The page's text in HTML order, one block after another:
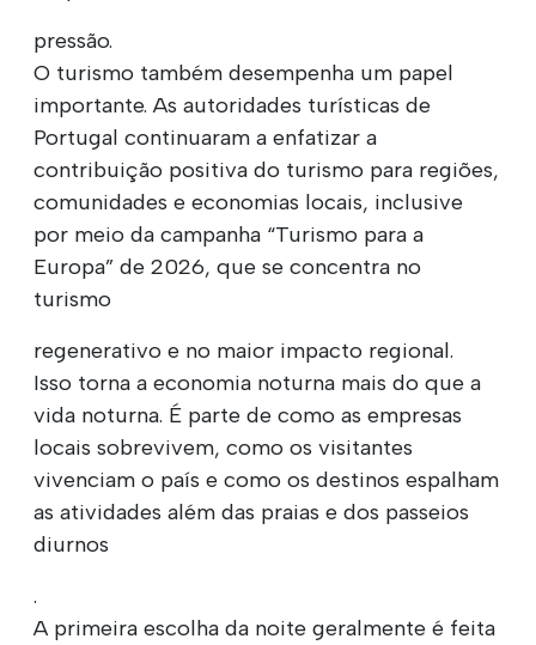
pressão.
O turismo também desempenha um papel
importante. As autoridades turísticas de
Portugal continuaram a enfatizar a
contribuição positiva do turismo para regiões,
comunidades e economias locais, inclusive
por meio da campanha “Turismo para a
Europa” de 2026, que se concentra no
turismo
regenerativo e no maior impacto regional.
Isso torna a economia noturna mais do que a
vida noturna. É parte de como as empresas
locais sobrevivem, como os visitantes
vivenciam o país e como os destinos espalham
as atividades além das praias e dos passeios
diurnos
.
A primeira escolha da noite geralmente é feita